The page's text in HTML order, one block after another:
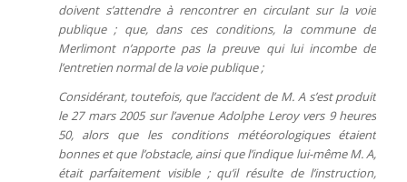
doivent s’attendre à rencontrer en circulant sur la voie
publique ; que, dans ces conditions, la commune de
Merlimont n’apporte pas la preuve qui lui incombe de
l’entretien normal de la voie publique ;
Considérant, toutefois, que l’accident de M. A s’est produit
le 27 mars 2005 sur l’avenue Adolphe Leroy vers 9 heures
50, alors que les conditions météorologiques étaient
bonnes et que l’obstacle, ainsi que l’indique lui-même M. A,
était parfaitement visible ; qu’il résulte de l’instruction,